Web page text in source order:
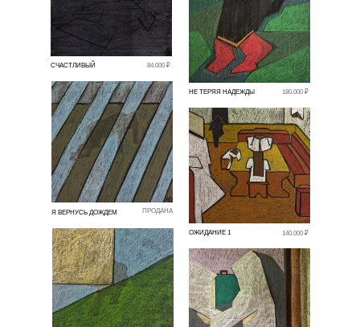
ОЖИДАНИЕ 1 140.000 ₽
Я ВЕРНУСЬ ДОЖДЕМ ПРОДАНА
СЧАСТЛИВЫЙ
НЕ ТЕРЯЯ НАДЕЖДЫ
84.000 ₽
180.000 ₽